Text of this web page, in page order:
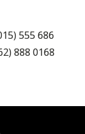
555 686
888 0168